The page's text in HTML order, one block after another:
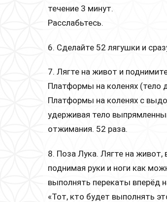
течение 3 минут.
Расслабьтесь.
6. Сделайте 52 лягушки и
7. Лягте на живот и
Платформы на коленях
Платформы на коленях с
удерживая тело
отжимания. 52 раза.
8. Поза Лука. Лягте на живот,
поднимая руки и ноги как
выполнять перекаты вперёд
«Тот, кто будет выполнять